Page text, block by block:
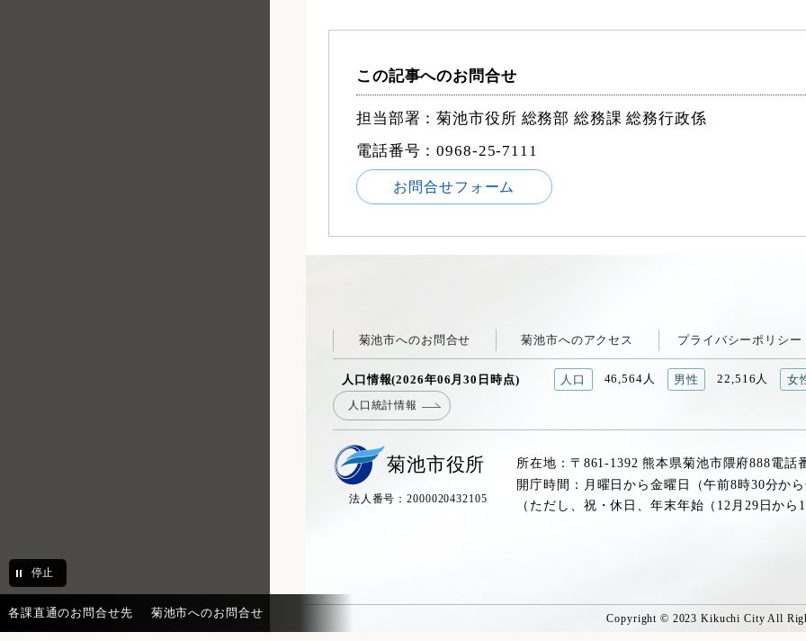
停止
この記事へのお問合せ
担当部署：菊池市役所 総務部 総務課 総務行政係
電話番号：0968-25-7111
お問合せフォーム
菊池市へのお問合せ 菊池市へのアクセス プライバシーポリシー
人口情報(2026年06月30日時点) 人口 46,564人 男性 22,516人 女
人口統計情報
菊池市役所
法人番号：2000020432105
所在地：〒861-1392 熊本県菊池市隈府888電話
開庁時間：月曜日から金曜日（午前8時30分か
（ただし、祝・休日、年末年始（12月29日から
Copyright © 2023 Kikuchi City All
各課直通のお問合せ先 菊池市へのお問合せ